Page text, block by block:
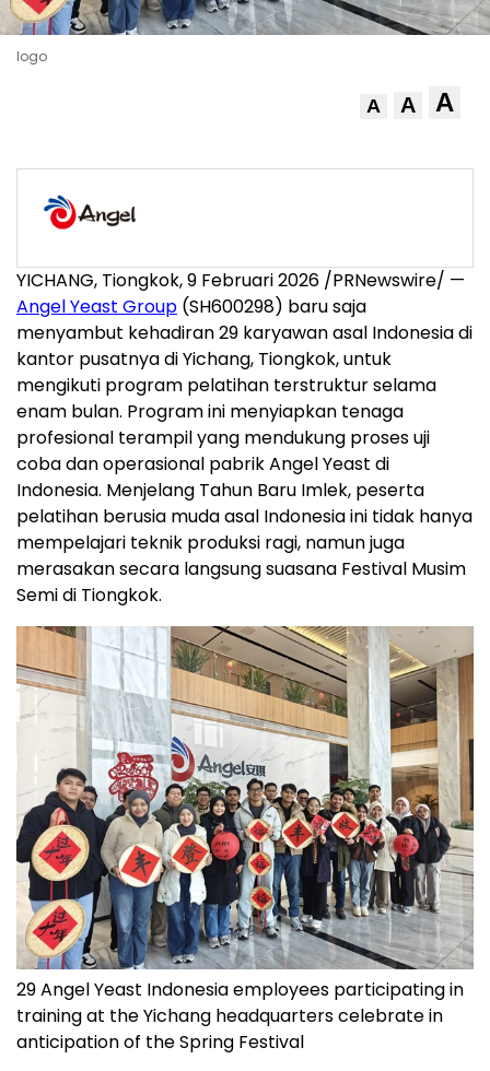
logo
A A A
YICHANG, Tiongkok, 9 Februari 2026 /PRNewswire/ —
Angel Yeast Group (SH600298) baru saja
menyambut kehadiran 29 karyawan asal Indonesia di
kantor pusatnya di Yichang, Tiongkok, untuk
mengikuti program pelatihan terstruktur selama
enam bulan. Program ini menyiapkan tenaga
profesional terampil yang mendukung proses uji
coba dan operasional pabrik Angel Yeast di
Indonesia. Menjelang Tahun Baru Imlek, peserta
pelatihan berusia muda asal Indonesia ini tidak hanya
mempelajari teknik produksi ragi, namun juga
merasakan secara langsung suasana Festival Musim
Semi di Tiongkok.
29 Angel Yeast Indonesia employees participating in
training at the Yichang headquarters celebrate in
anticipation of the Spring Festival